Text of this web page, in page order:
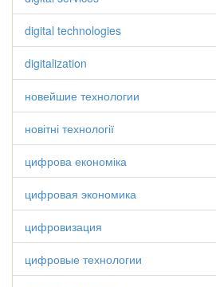
digital technologies
digitalization
новейшие технологии
новітні технології
цифрова економіка
цифровая экономика
цифровизация
цифровые технологии